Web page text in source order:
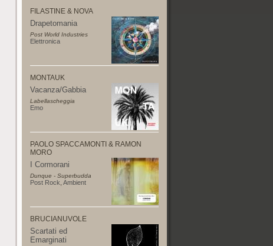
FILASTINE & NOVA
Drapetomania
Post World Industries
Elettronica
MONTAUK
Vacanza/Gabbia
Labellascheggia
Emo
PAOLO SPACCAMONTI & RAMON
MORO
I Cormorani
Dunque - Superbudda
Post Rock Ambient
BRUCIANUVOLE
Scartati ed
Emarginati